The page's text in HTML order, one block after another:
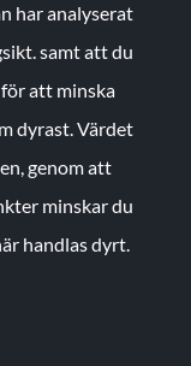
har analyserat
samt att du
att minska
dyrast. Värdet
genom att
minskar du
handlas dyrt.